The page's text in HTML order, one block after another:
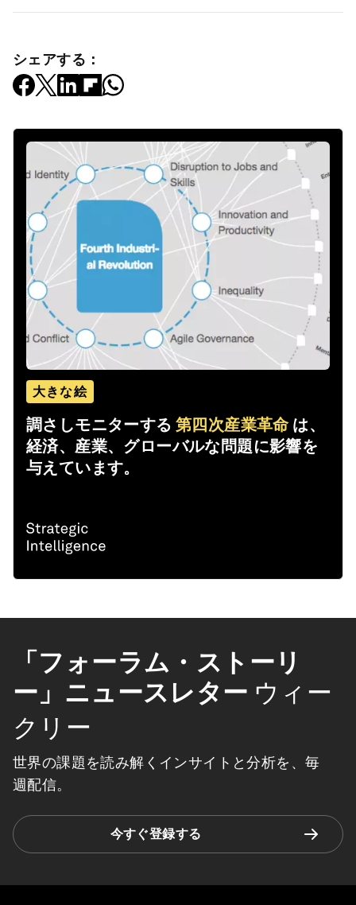
シェアする：
大きな絵
調さしモニターする 第四次産業革命 は、
経済、産業、グローバルな問題に影響を
与えています。
「フォーラム・ストーリ
ー」ニュースレター ウィー
クリー
世界の課題を読み解くインサイトと分析を、毎
週配信。
今すぐ登録する